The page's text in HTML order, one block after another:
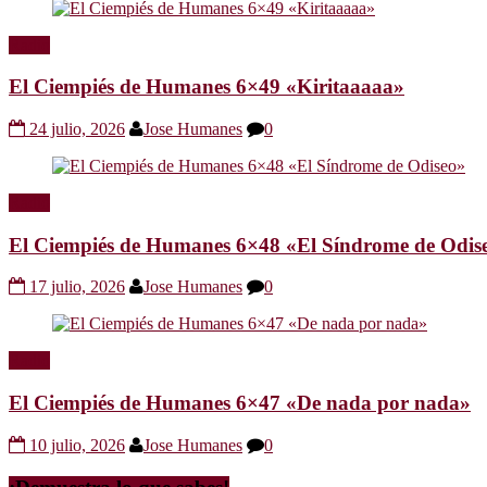
El Ciempiés de Humanes 6×49 «Kiritaaaaa»
24 julio, 2026 Jose Humanes 0
El Ciempiés de Humanes 6×48 «El Síndrome de
17 julio, 2026 Jose Humanes 0
El Ciempiés de Humanes 6×47 «De nada por nada»
10 julio, 2026 Jose Humanes 0